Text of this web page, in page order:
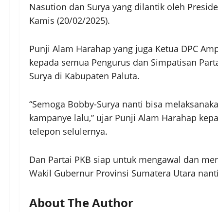
Nasution dan Surya yang dilantik oleh
Kamis (20/02/2025).
Punji Alam Harahap yang juga Ketua DPC
kepada semua Pengurus dan Simpatisan
Surya di Kabupaten Paluta.
“Semoga Bobby-Surya nanti bisa
kampanye lalu,” ujar Punji Alam Harahap
telepon selulernya.
Dan Partai PKB siap untuk mengawal dan
Wakil Gubernur Provinsi Sumatera Utara
About The Author